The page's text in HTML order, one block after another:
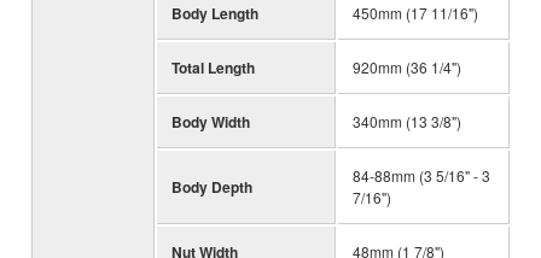
Body Length 450mm (17 11/16")
Total Length 920mm (36 1/4")
Body Width 340mm (13 3/8")
Body Depth
84-88mm (3 5/16" - 3
7/16")
Nut Width 48mm (1 7/8")